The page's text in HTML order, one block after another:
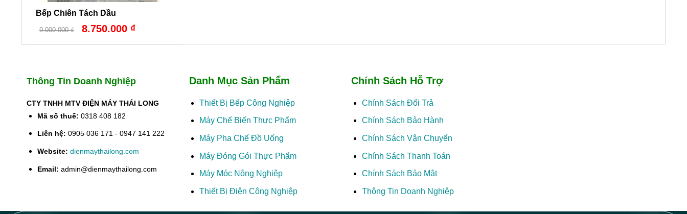
Bếp Chiên Tách Dầu
9.000.000₫
Giá
gốc
8.750.000 ₫Giá
hiện
Thông Tin Doanh Nghiệp
CTY TNHH MTV ĐIỆN MÁY THÁI LONG
Mã số thuế: 0318 408 182
Liên hệ: 0905 036 171 - 0947 141 222
Website: dienmaythailong.com
Email: admin@dienmaythailong.com
Danh Mục Sản Phẩm
Thiết Bị Bếp Công Nghiệp
Máy Chế Biến Thực Phẩm
Máy Pha Chế Đồ Uống
Máy Đóng Gói Thực Phẩm
Máy Móc Nông Nghiệp
Thiết Bị Điện Công Nghiệp
Chính Sách Hỗ Trợ
Chính Sách Đổi Trả
Chính Sách Bảo Hành
Chính Sách Vận Chuyển
Chính Sách Thanh Toán
Chính Sách Bảo Mật
Thông Tin Doanh Nghiệp